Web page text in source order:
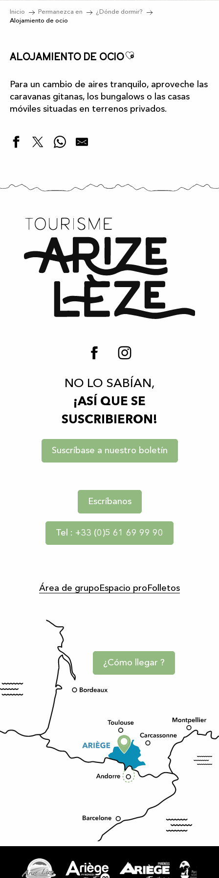
Inicio Permanezca en
¿Dónde dormir?
Alojamiento de ocio
Alojamiento de ocioAjouter aux
Para un cambio de aires tranquilo, aproveche las
caravanas gitanas, los bungalows o las casas
móviles situadas en terrenos privados.
Laouzy - Chaletes
Achillée Chalé
Casa móvil de Castel Pouzouilh
Bleu Azur Chalé
Gentiane Chalé
"Ariégeois" Chalé, en la granja Cosmeane
"Estive" Chalé en la granja Cosméane
NO LO SABÍAN,
¡ASÍ QUE SE
SUSCRIBIERON!
Suscríbase a nuestro boletín
Escríbanos
Tel : +33 (0)5 61 69 99 90
Área de grupo Espacio pro Folletos
¿Cómo llegar ?